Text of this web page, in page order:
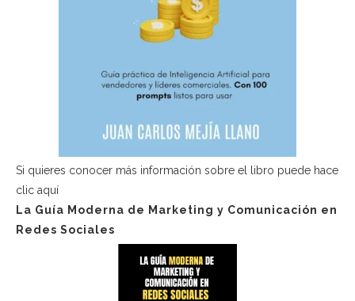
Si quieres conocer más información sobre el libro puede hace
clic aquí
La Guía Moderna de Marketing y Comunicación en
Redes Sociales